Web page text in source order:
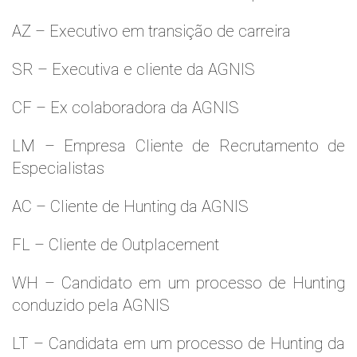
AZ – Executivo em transição de carreira
SR – Executiva e cliente da AGNIS
CF – Ex colaboradora da AGNIS
LM – Empresa Cliente de Recrutamento de
Especialistas
AC – Cliente de Hunting da AGNIS
FL – Cliente de Outplacement
WH – Candidato em um processo de Hunting
conduzido pela AGNIS
LT – Candidata em um processo de Hunting da